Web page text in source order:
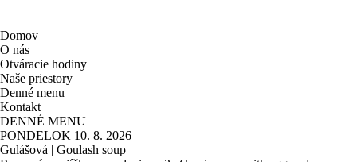
Domov
O nás
Otváracie hodiny
Naše priestory
Denné menu
Kontakt
DENNÉ MENU
PONDELOK 10. 8. 2026
Gulášová | Goulash soup